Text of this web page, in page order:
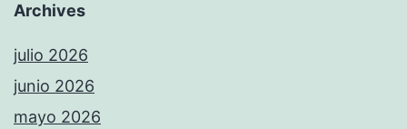
Archives
julio 2026
junio 2026
mayo 2026